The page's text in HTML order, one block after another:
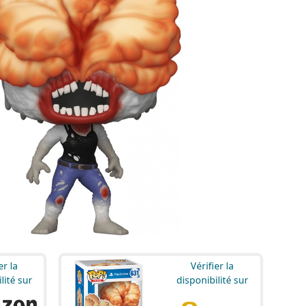
la
sur
Vérifier la
disponibilité sur